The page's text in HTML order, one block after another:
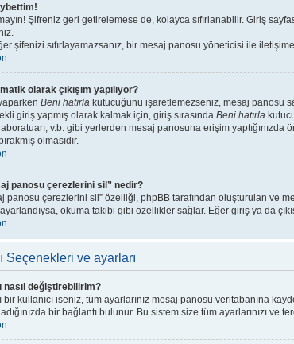
Şifreniz geri getirelemese de, kolayca sıfırlanabilir. Giriş
şifenizi sıfırlayamazsanız, bir mesaj panosu yöneticisi ile
olarak çıkışım yapılıyor?
Beni hatırla kutucuğunu işaretlemezseniz, mesaj panosu
giriş yapmış olarak kalmak için, giriş sırasında Beni hatırla
v.b. gibi yerlerden mesaj panosuna erişim yaptığınızda
olmasıdır.
panosu çerezlerini sil” nedir?
panosu çerezlerini sil” özelliği, phpBB tarafından oluşturulan ve
okuma takibi gibi özellikler sağlar. Eğer giriş ya da
Seçenekleri ve ayarları
nasıl değiştirebilirim?
bir kullanıcı iseniz, tüm ayarlarınız mesaj panosu veritabanına
bir bağlantı bulunur. Bu sistem size tüm ayarlarınızı ve